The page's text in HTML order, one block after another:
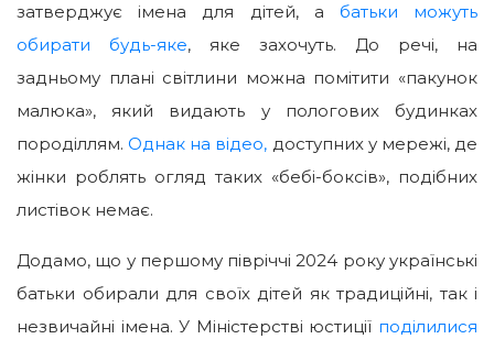
затверджує імена для дітей, а батьки можуть
обирати будь-яке, яке захочуть. До речі, на
задньому плані світлини можна помітити «пакунок
малюка», який видають у пологових будинках
породіллям.Однак на відео, доступних у мережі, де
жінки роблять огляд таких «бебі-боксів», подібних
листівок немає.
Додамо, що у першому півріччі 2024 року українські
батьки обирали для своїх дітей як традиційні, так і
незвичайні імена. У Міністерстві юстиції поділилися